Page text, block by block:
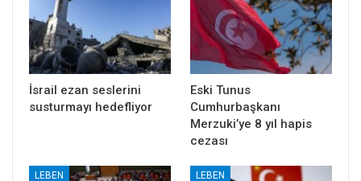
İsrail ezan seslerini
susturmayı hedefliyor
Eski Tunus
Cumhurbaşkanı
Merzuki’ye 8 yıl hapis
cezası
LEBEN LEBEN